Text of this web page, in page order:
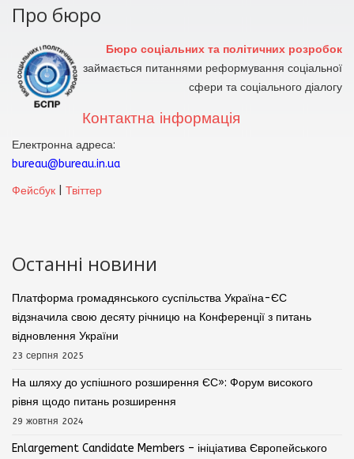
Про бюро
Бюро соціальних та політичних розробок
займається питаннями реформування соціальної
сфери та соціального діалогу
Контактна інформація
Електронна адреса:
bureau@bureau.in.ua
Фейсбук
Твіттер
Останні новини
Платформа громадянського суспільства Україна-ЄС
відзначила свою десяту річницю на Конференції з питань
відновлення України
23 серпня 2025
На шляху до успішного розширення ЄС»: Форум високого
рівня щодо питань розширення
29 жовтня 2024
Enlargement Candidate Members – ініціатива Європейського